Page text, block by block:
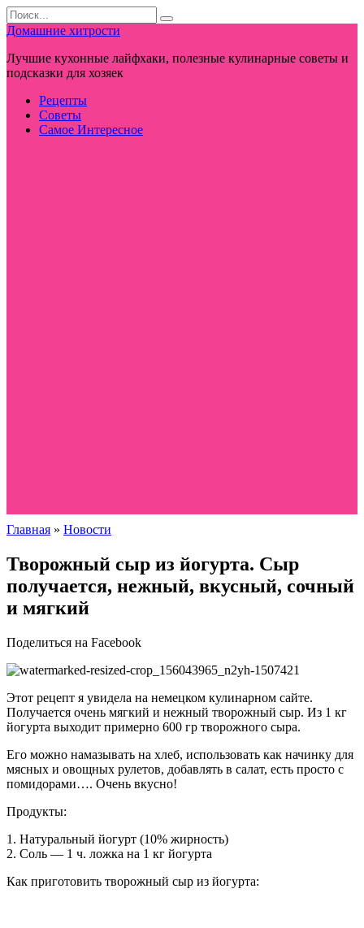
Перейти
к
контенту
Search
for:
Домашние хитрости
Лучшие кухонные лайфхаки, полезные кулинарные советы и
подсказки для хозяек
Рецепты
Советы
Самое Интересное
Главная » Новости
Творожный сыр из йогурта. Сыр
получается, нежный, вкусный, сочный
и мягкий
Поделиться на Facebook
Этот рецепт я увидела на немецком кулинарном сайте.
Получается очень мягкий и нежный творожный сыр. Из 1 кг
йогурта выходит примерно 600 гр творожного сыра.
Его можно намазывать на хлеб, использовать как начинку для
мясных и овощных рулетов, добавлять в салат, есть просто с
помидорами…. Очень вкусно!
Продукты:
1. Натуральный йогурт (10% жирность)
2. Соль — 1 ч. ложка на 1 кг йогурта
Как приготовить творожный сыр из йогурта: